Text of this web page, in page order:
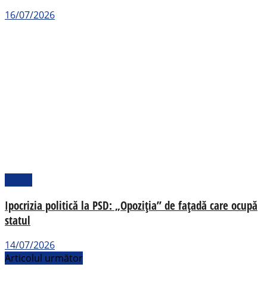
16/07/2026
Ipocrizia politică la PSD: „Opoziția” de fațadă care ocupă
statul
14/07/2026
Articolul următor